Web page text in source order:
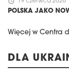
POLSKA JAKO
Więcej w Centra
DLA